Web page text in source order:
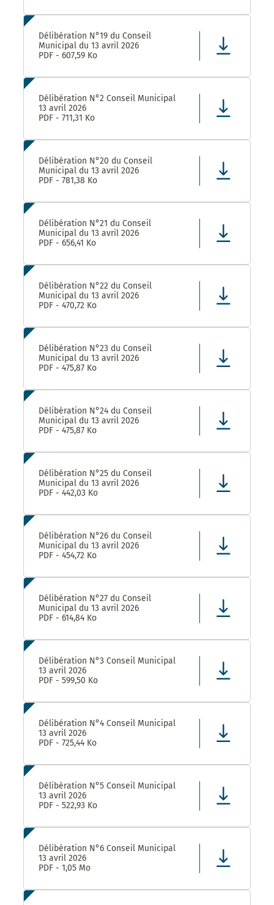
Délibération N°19 du Conseil
Municipal du 13 avril 2026
PDF - 607,59 Ko
Délibération N°2 Conseil Municipal
13 avril 2026
PDF - 711,31 Ko
Délibération N°20 du Conseil
Municipal du 13 avril 2026
PDF - 781,38 Ko
Délibération N°21 du Conseil
Municipal du 13 avril 2026
PDF - 656,41 Ko
Délibération N°22 du Conseil
Municipal du 13 avril 2026
PDF - 470,72 Ko
Délibération N°23 du Conseil
Municipal du 13 avril 2026
PDF - 475,87 Ko
Délibération N°24 du Conseil
Municipal du 13 avril 2026
PDF - 475,87 Ko
Délibération N°25 du Conseil
Municipal du 13 avril 2026
PDF - 442,03 Ko
Délibération N°26 du Conseil
Municipal du 13 avril 2026
PDF - 454,72 Ko
Délibération N°27 du Conseil
Municipal du 13 avril 2026
PDF - 614,84 Ko
Délibération N°3 Conseil Municipal
13 avril 2026
PDF - 599,50 Ko
Délibération N°4 Conseil Municipal
13 avril 2026
PDF - 725,44 Ko
Délibération N°5 Conseil Municipal
13 avril 2026
PDF - 522,93 Ko
Délibération N°6 Conseil Municipal
13 avril 2026
PDF - 1,05 Mo